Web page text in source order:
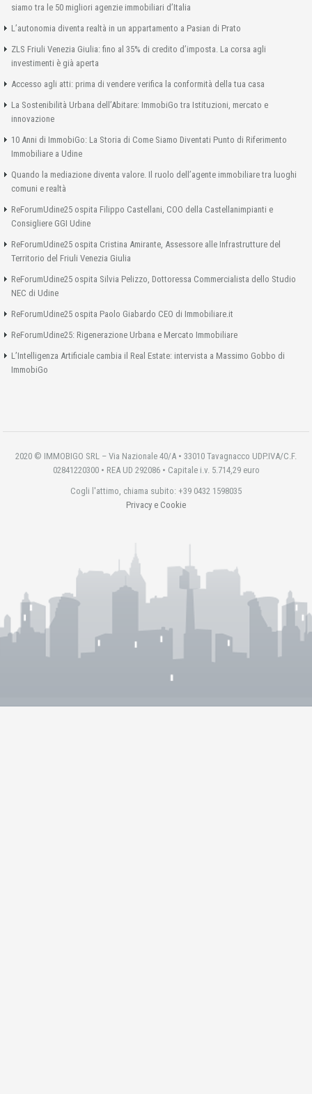
siamo tra le 50 migliori agenzie immobiliari d’Italia
L’autonomia diventa realtà in un appartamento a Pasian di Prato
ZLS Friuli Venezia Giulia: fino al 35% di credito d’imposta. La corsa agli
investimenti è già aperta
Accesso agli atti: prima di vendere verifica la conformità della tua casa
La Sostenibilità Urbana dell’Abitare: ImmobiGo tra Istituzioni, mercato e
innovazione
10 Anni di ImmobiGo: La Storia di Come Siamo Diventati Punto di Riferimento
Immobiliare a Udine
Quando la mediazione diventa valore. Il ruolo dell’agente immobiliare tra luoghi
comuni e realtà
ReForumUdine25 ospita Filippo Castellani, COO della Castellanimpianti e
Consigliere GGI Udine
ReForumUdine25 ospita Cristina Amirante, Assessore alle Infrastrutture del
Territorio del Friuli Venezia Giulia
ReForumUdine25 ospita Silvia Pelizzo, Dottoressa Commercialista dello Studio
NEC di Udine
ReForumUdine25 ospita Paolo Giabardo CEO di Immobiliare.it
ReForumUdine25: Rigenerazione Urbana e Mercato Immobiliare
L’Intelligenza Artificiale cambia il Real Estate: intervista a Massimo Gobbo di
ImmobiGo
2020 © IMMOBIGO SRL – Via Nazionale 40/A • 33010 Tavagnacco UDP.IVA/C.F.
02841220300 • REA UD 292086 • Capitale i.v. 5.714,29 euro
Cogli l'attimo, chiama subito: +39 0432 1598035
Privacy e Cookie